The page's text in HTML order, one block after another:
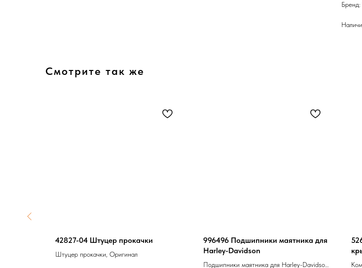
Бренд:
Смотрите так же
42827-04 Штуцер прокачки
Штуцер прокачки, Оригинал
996496 Подшипники маятника для
Harley-Davidson
Подшипники маятника для Harley-Davidson,